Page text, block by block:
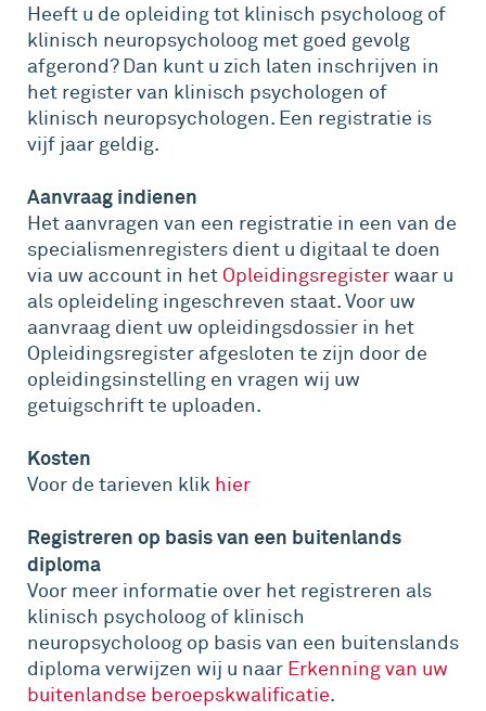
Heeft u de opleiding tot klinisch psycholoog of
klinisch neuropsycholoog met goed gevolg
afgerond? Dan kunt u zich laten inschrijven in
het register van klinisch psychologen of
klinisch neuropsychologen. Een registratie is
vijf jaar geldig.
Aanvraag indienen
Het aanvragen van een registratie in een van de
specialismenregisters dient u digitaal te doen
via uw account in het Opleidingsregisterwaar u
als opleideling ingeschreven staat. Voor uw
aanvraag dient uw opleidingsdossier in het
Opleidingsregister afgesloten te zijn door de
opleidingsinstelling en vragen wij uw
getuigschrift te uploaden.
Kosten
Voor de tarieven klik hier
Registreren op basis van een buitenlands
diploma
Voor meer informatie over het registreren als
klinisch psycholoog of klinisch
neuropsycholoog op basis van een buitenslands
diploma verwijzen wij u naar Erkenning van uw
buitenlandse beroepskwalificatie.